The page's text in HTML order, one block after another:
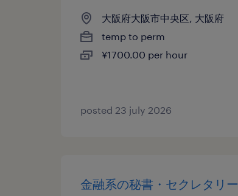
大阪府大阪市中央区, 大阪府
temp to perm
¥1700.00 per hour
posted 23 july 2026
金融系の秘書・セクレタリー